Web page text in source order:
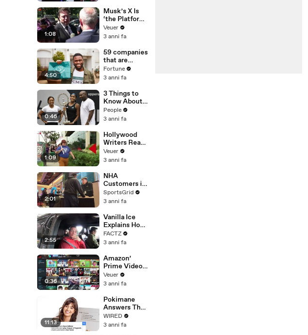
Trump
1:08
Musk’s X Is
‘the Platform
With the
Largest Ratio
Misinformatio
n or
Disinformatio
n’ Amongst
All Social
Media
Platforms
Veuer
3 anni fa
4:50
59 companies
that are
changing the
world: From
Chobani
Fortune
3 anni fa
0:46
3 Things to
Know About
Coco Gauff's
Parents
People
3 anni fa
1:09
Hollywood
Writers Reach
‘Tentative
Agreement’
After 146 Day
Strike
Veuer
3 anni fa
2:01
NHA
Customers in
Limbo as
Company
Potential
Merger
SportsGrid
3 anni fa
2:55
Vanilla Ice
Explains How
the 90’s
Shaped
FACTZ
3 anni fa
0:36
Amazon’
Prime Video
Will Show
Commercials
Year
Veuer
3 anni fa
11:13
Pokimane
Answers The
Web's Most
Searched
WIRED
3 anni fa